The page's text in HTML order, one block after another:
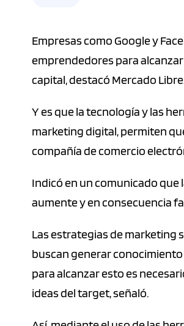
Empresas como Google y
emprendedores para
capital, destacó Mercado
Y es que la tecnología y las
marketing digital, permiten
compañía de comercio
Indicó en un comunicado que
aumente y en consecuencia
Las estrategias de marketing
buscan generar
para alcanzar esto es
ideas del target, señaló.